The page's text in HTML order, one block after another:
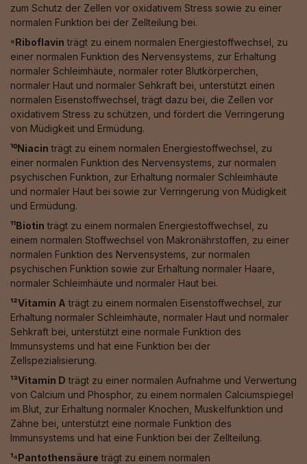
zum Schutz der Zellen vor oxidativem Stress sowie zu einer
normalen Funktion bei der Zellteilung bei.
⁹Riboflavin trägt zu einem normalen Energiestoffwechsel, zu
einer normalen Funktion des Nervensystems, zur Erhaltung
normaler Schleimhäute, normaler roter Blutkörperchen,
normaler Haut und normaler Sehkraft bei, unterstützt einen
normalen Eisenstoffwechsel, trägt dazu bei, die Zellen vor
oxidativem Stress zu schützen, und fördert die Verringerung
von Müdigkeit und Ermüdung.
¹⁰Niacin trägt zu einem normalen Energiestoffwechsel, zu
einer normalen Funktion des Nervensystems, zur normalen
psychischen Funktion, zur Erhaltung normaler Schleimhäute
und normaler Haut bei sowie zur Verringerung von Müdigkeit
und Ermüdung.
¹¹Biotin trägt zu einem normalen Energiestoffwechsel, zu
einem normalen Stoffwechsel von Makronährstoffen, zu einer
normalen Funktion des Nervensystems, zur normalen
psychischen Funktion sowie zur Erhaltung normaler Haare,
normaler Schleimhäute und normaler Haut bei.
¹²Vitamin A trägt zu einem normalen Eisenstoffwechsel, zur
Erhaltung normaler Schleimhäute, normaler Haut und normaler
Sehkraft bei, unterstützt eine normale Funktion des
Immunsystems und hat eine Funktion bei der
Zellspezialisierung.
¹³Vitamin D trägt zu einer normalen Aufnahme und Verwertung
von Calcium und Phosphor, zu einem normalen Calciumspiegel
im Blut, zur Erhaltung normaler Knochen, Muskelfunktion und
Zähne bei, unterstützt eine normale Funktion des
Immunsystems und hat eine Funktion bei der Zellteilung.
¹⁴Pantothensäure trägt zu einem normalen